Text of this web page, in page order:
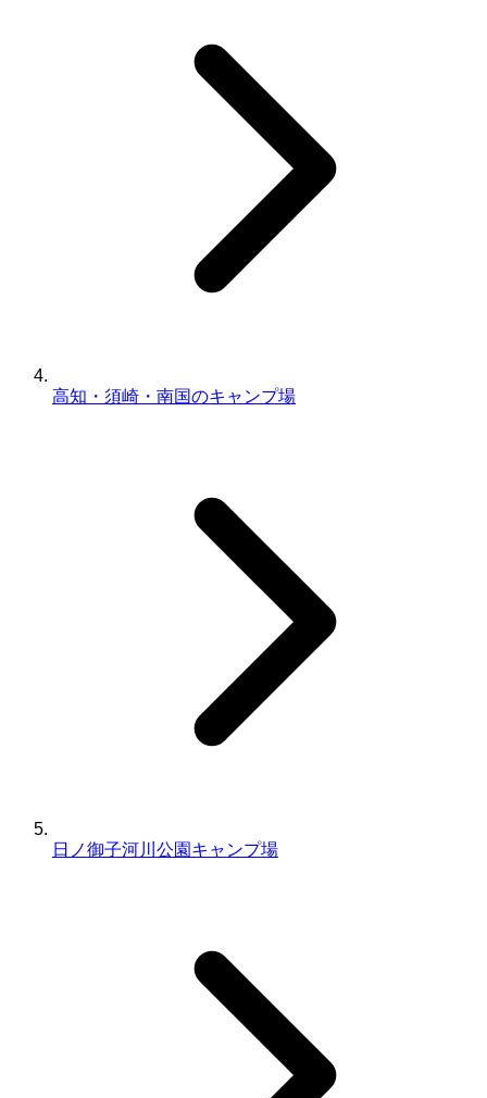
高知・須崎・南国のキャンプ場
日ノ御子河川公園キャンプ場